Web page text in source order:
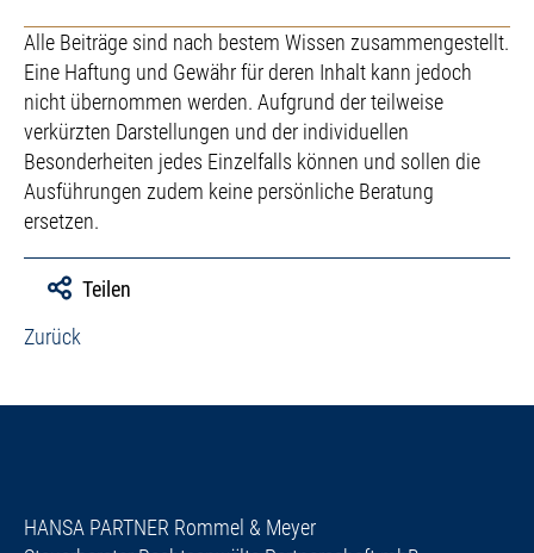
Alle Beiträge sind nach bestem Wissen zusammengestellt.
Eine Haftung und Gewähr für deren Inhalt kann jedoch
nicht übernommen werden. Aufgrund der teilweise
verkürzten Darstellungen und der individuellen
Besonderheiten jedes Einzelfalls können und sollen die
Ausführungen zudem keine persönliche Beratung
ersetzen.
Teilen
Zurück
HANSA PARTNER Rommel & Meyer